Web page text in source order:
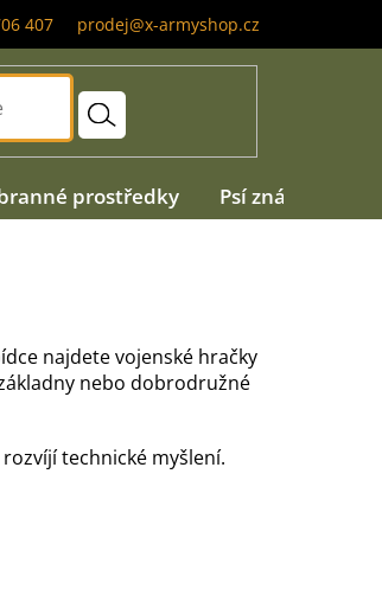
407 prodej@x-armyshop.cz
prostředky Psí známky
najdete vojenské hračky
nebo dobrodružné
technické myšlení.